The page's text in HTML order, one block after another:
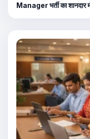
Manager भर्ती का शानदार